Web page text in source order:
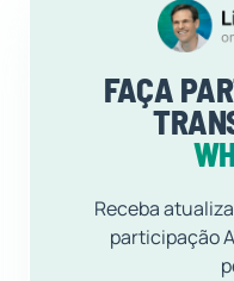
FAÇA
Receba
participação